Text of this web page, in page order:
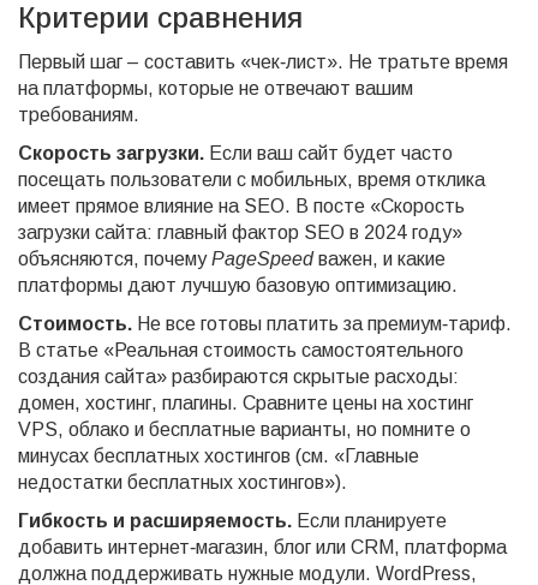
Критерии сравнения
Первый шаг – составить «чек‑лист». Не тратьте время
на платформы, которые не отвечают вашим
требованиям.
Скорость загрузки. Если ваш сайт будет часто
посещать пользователи с мобильных, время отклика
имеет прямое влияние на SEO. В посте «Скорость
загрузки сайта: главный фактор SEO в 2024 году»
объясняются, почемуPageSpeedважен, и какие
платформы дают лучшую базовую оптимизацию.
Стоимость. Не все готовы платить за премиум‑тариф.
В статье «Реальная стоимость самостоятельного
создания сайта» разбираются скрытые расходы:
домен, хостинг, плагины. Сравните цены на хостинг
VPS, облако и бесплатные варианты, но помните о
минусах бесплатных хостингов (см. «Главные
недостатки бесплатных хостингов»).
Гибкость и расширяемость. Если планируете
добавить интернет‑магазин, блог или CRM, платформа
должна поддерживать нужные модули. WordPress,